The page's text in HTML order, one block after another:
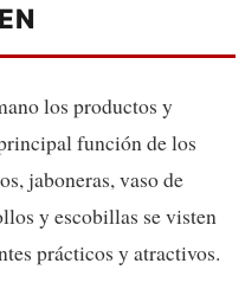
los productos y
función de los
jaboneras, vaso de
y escobillas se visten
prácticos y atractivos.